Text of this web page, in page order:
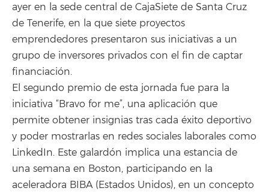
ayer en la sede central de CajaSiete de Santa Cruz
de Tenerife, en la que siete proyectos
emprendedores presentaron sus iniciativas a un
grupo de inversores privados con el fin de captar
financiación.
El segundo premio de esta jornada fue para la
iniciativa “Bravo for me”, una aplicación que
permite obtener insignias tras cada éxito deportivo
y poder mostrarlas en redes sociales laborales como
LinkedIn. Este galardón implica una estancia de
una semana en Boston, participando en la
aceleradora BIBA (Estados Unidos), en un concepto